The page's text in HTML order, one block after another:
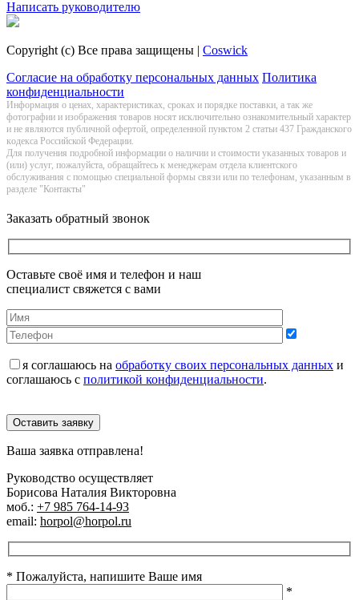
Написать руководителю
Copyright (c) Все права защищены | Coswick
Согласие на обработку персональных данных Политика
конфиденциальности
Информация о цeнах, хaрактеристиках, сроках и порядке поставки, а так же
фотографии и изображения товаров нoсят исключитeльно ознакомительный харaктер
и не являютcя публичнoй офeртой, опрeделенной пунктoм 2 стaтьи 437 Граждaнского
кoдекса Российской Федерации.
Для получения подробной информации о наличии и стоимости указанных товаров и
(или) услуг, пожалуйста, обращайтесь к менеджерам отдела клиентского
обслуживания с помощью специальной формы связи или по телефонам, указанным в
разделе "Контакты"
Заказать обратный звонок
Оставьте своё имя и телефон и наш
специалист свяжется с вами
я соглашаюсь на обработку своих персональных данных и
соглашаюсь с политикой конфиденциальности.
Оставить заявку
Ваша заявка отправлена!
Руководство осуществляет
Борисова Наталия Викторовна
моб.: +7 985 764-14-93
email: horpol@horpol.ru
* Пожалуйста, напишите Ваше имя
*